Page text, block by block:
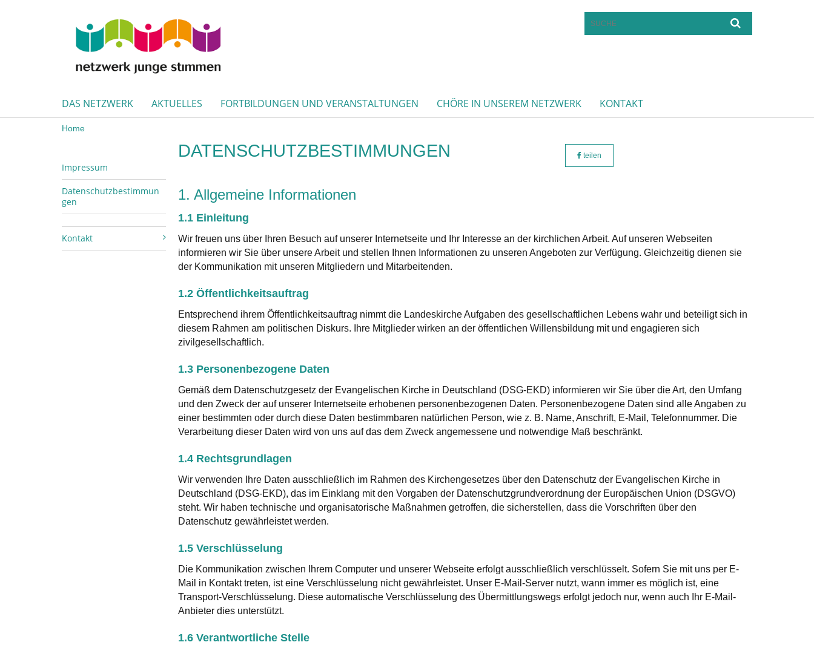
DAS NETZWERK AKTUELLES FORTBILDUNGEN UND VERANSTALTUNGEN CHÖRE IN UNSEREM NETZWERK KONTAKT
Home
Impressum
Datenschutzbestimmun
gen
Kontakt
DATENSCHUTZBESTIMMUNGEN teilen
1. Allgemeine Informationen
1.1 Einleitung
Wir freuen uns über Ihren Besuch auf unserer Internetseite und Ihr Interesse an der kirchlichen Arbeit. Auf unseren Webseiten
informieren wir Sie über unsere Arbeit und stellen Ihnen Informationen zu unseren Angeboten zur Verfügung. Gleichzeitig dienen sie
der Kommunikation mit unseren Mitgliedern und Mitarbeitenden.
1.2 Öffentlichkeitsauftrag
Entsprechend ihrem Öffentlichkeitsauftrag nimmt die Landeskirche Aufgaben des gesellschaftlichen Lebens wahr und beteiligt sich in
diesem Rahmen am politischen Diskurs. Ihre Mitglieder wirken an der öffentlichen Willensbildung mit und engagieren sich
zivilgesellschaftlich.
1.3 Personenbezogene Daten
Gemäß dem Datenschutzgesetz der Evangelischen Kirche in Deutschland (DSG-EKD) informieren wir Sie über die Art, den Umfang
und den Zweck der auf unserer Internetseite erhobenen personenbezogenen Daten. Personenbezogene Daten sind alle Angaben zu
einer bestimmten oder durch diese Daten bestimmbaren natürlichen Person, wie z. B. Name, Anschrift, E-Mail, Telefonnummer. Die
Verarbeitung dieser Daten wird von uns auf das dem Zweck angemessene und notwendige Maß beschränkt.
1.4 Rechtsgrundlagen
Wir verwenden Ihre Daten ausschließlich im Rahmen des Kirchengesetzes über den Datenschutz der Evangelischen Kirche in
Deutschland (DSG-EKD), das im Einklang mit den Vorgaben der Datenschutzgrundverordnung der Europäischen Union (DSGVO)
steht. Wir haben technische und organisatorische Maßnahmen getroffen, die sicherstellen, dass die Vorschriften über den
Datenschutz gewährleistet werden.
1.5 Verschlüsselung
Die Kommunikation zwischen Ihrem Computer und unserer Webseite erfolgt ausschließlich verschlüsselt. Sofern Sie mit uns per E-
Mail in Kontakt treten, ist eine Verschlüsselung nicht gewährleistet. Unser E-Mail-Server nutzt, wann immer es möglich ist, eine
Transport-Verschlüsselung. Diese automatische Verschlüsselung des Übermittlungswegs erfolgt jedoch nur, wenn auch Ihr E-Mail-
Anbieter dies unterstützt.
1.6 Verantwortliche Stelle